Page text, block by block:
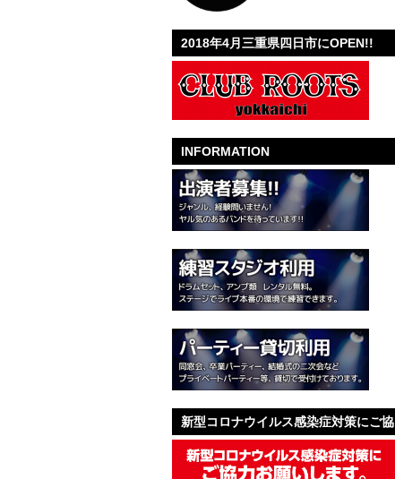
2018年4月三重県四日市にOPEN!!
INFORMATION
新型コロナウイルス感染症対策にご協
力お願いします。